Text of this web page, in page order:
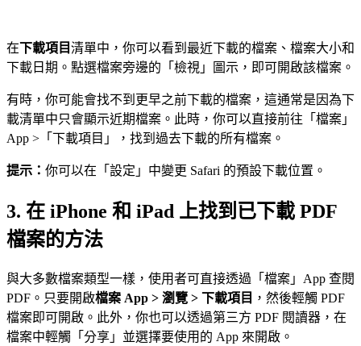
在下載項目清單中，你可以看到最近下載的檔案、檔案大小和
下載日期。點選檔案旁邊的「檢視」圖示，即可開啟該檔案。
有時，你可能會找不到更早之前下載的檔案，這通常是因為下
載清單中只會顯示近期檔案。此時，你可以直接前往「檔案」
App >「下載項目」，找到過去下載的所有檔案。
提示： 你可以在「設定」中變更 Safari 的預設下載位置。
3. 在 iPhone 和 iPad 上找到已下載 PDF
檔案的方法
與大多數檔案類型一樣，使用者可直接透過「檔案」App 查閱
PDF。只要開啟檔案 App > 瀏覽 > 下載項目 ，然後輕觸 PDF
檔案即可開啟。此外，你也可以透過第三方 PDF 閱讀器，在
檔案中輕觸「分享」並選擇要使用的 App 來開啟。